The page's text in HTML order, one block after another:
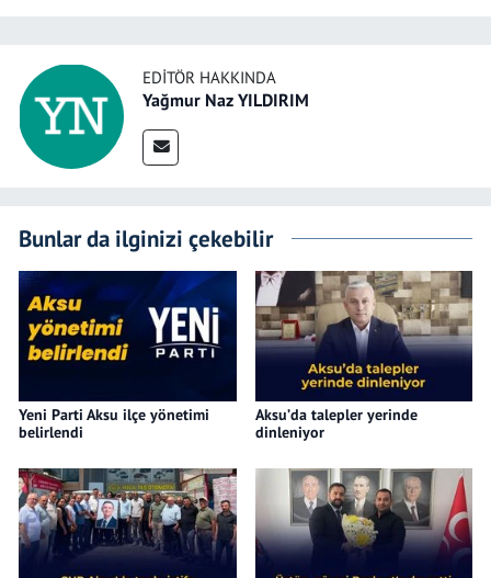
EDITÖR HAKKINDA
Yağmur Naz YILDIRIM
Bunlar da ilginizi çekebilir
Yeni Parti Aksu ilçe yönetimi
belirlendi
Aksu’da talepler yerinde
dinleniyor